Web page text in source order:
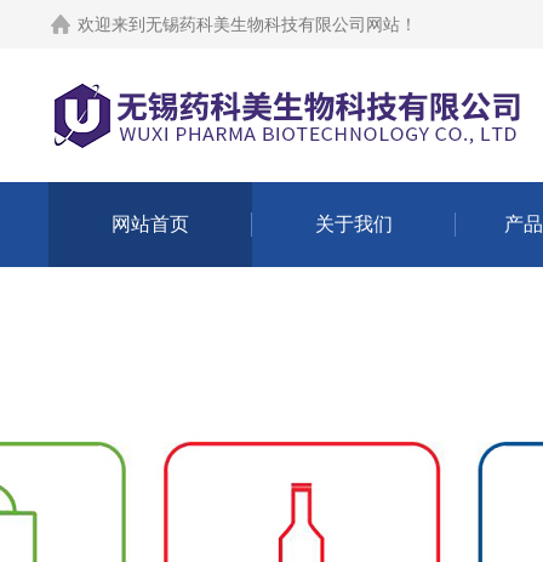
欢迎来到 无锡药科美生物科技有限公司网站 ！
网站首页 关于我们 产